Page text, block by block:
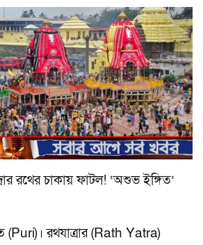
রথের চাকায় ফাটল! ‘অশুভ ইঙ্গিত’
(Puri)। রথযাত্রার (Rath Yatra)